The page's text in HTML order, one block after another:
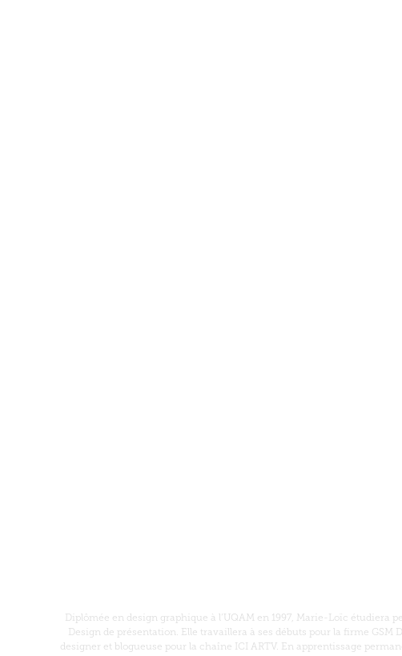
Diplômée en design graphique à l’UQAM en 1997, Marie-Loïc étudiera
Design de présentation. Elle travaillera à ses débuts pour la firme
designer et blogueuse pour la chaîne ICI ARTV. En apprentissage